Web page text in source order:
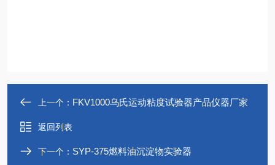
上一个： FKV1000乌氏运动粘度试验器产品仪器厂家
返回列表
下一个： SYP-375燃料油沉淀物实验器